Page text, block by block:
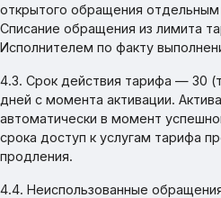
открытого обращения
Списание обращения из лимита
Исполнителем по факту
4.3. Срок действия тарифа — 30
дней с момента активации.
автоматически в момент
срока доступ к услугам тарифа
продления.
4.4. Неиспользованные